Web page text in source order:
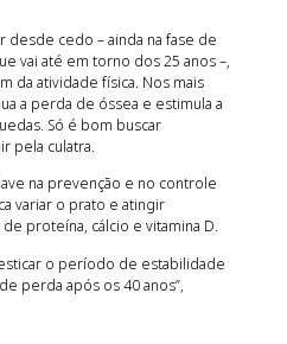
desde cedo – ainda na fase de
vai até em torno dos 25 anos –,
da atividade física. Nos mais
a perda de óssea e estimula a
Só é bom buscar
pela culatra.
na prevenção e no controle
variar o prato e atingir
proteína, cálcio e vitamina D.
o período de estabilidade
perda após os 40 anos”,